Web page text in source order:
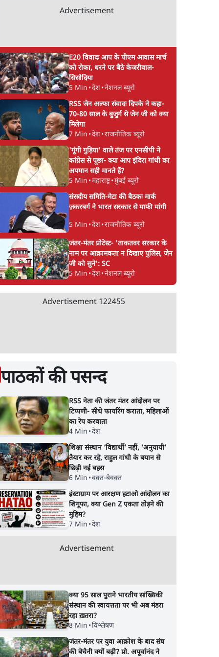
9
जनता का 2.32 करोड़
रोज़ाना खर्चः योगी सरकार ने
विज्ञापनों पर उड़ाने में मोदी
3.0 को भी पीछे छोड़ा
शेख हसीना की प्रेस
में शामिल हुए क्रिकेटर
पेट्रोल बम से हमला
Advertisement
E20 विवादः आप के पीएम आवास मार्च
को रोका, धरने पर बैठे केजरीवाल-
सिसोदिया
5 Min •देश•नेशनल ब्यूरो
RSS जेन अल्फा संवादः दिपके ने कहा-
70-80 साल के बुजुर्ग से जेन जी को क्या
मिलेगा
7 Min •देश•राजनीतिक ब्यूरो
'गूंगी गुड़िया' वाले तंज पर एनसीपी ने
कांग्रेस से पूछा- क्या आप इंदिरा गांधी का
अपमान सही मानते हैं?
5 Min •महाराष्ट्र•मुंबई ब्यूरो
संसदीय समिति-मेटा की बैठकः मार्क
ज़करबर्ग ने भारत सरकार से माफी मांगी
5 Min •देश•राजनीतिक ब्यूरो
जंतर-मंतर प्रोटेस्ट- 'ताकतवर सरकार के
नाम पर आक्रामकता न दिखाए पुलिस, जेन
जी को सुने': SC
5 Min •देश•नेशनल ब्यूरो
Advertisement 122455
पाठकों की पसन्द
RSS नेता की जंतर मंतर आंदोलन पर
टिप्पणी- सीधे फायरिंग कराता, महिलाओं
का रेप करवाता
4 Min •देश
शिक्षा संस्थान ‘विद्यार्थी’ नहीं, ‘अनुयायी’
तैयार कर रहे, राहुल गांधी के बयान से
छिड़ी नई बहस
6 Min •वक़्त-बेवक़्त
इंस्टाग्राम पर आरक्षण हटाओ आंदोलन का
शिगूफा, क्या Gen Z एकता तोड़ने की
मुहिम?
7 Min •देश
Advertisement
क्या 95 साल पुराने भारतीय सांख्यिकी
संस्थान की स्वायत्तता पर भी अब मंडरा
रहा ख़तरा?
8 Min •विश्लेषण
जंतर-मंतर पर युवा आक्रोश के बाद संघ
की बेचैनी क्यों बढ़ी? प्रो. अपूर्वानंद ने